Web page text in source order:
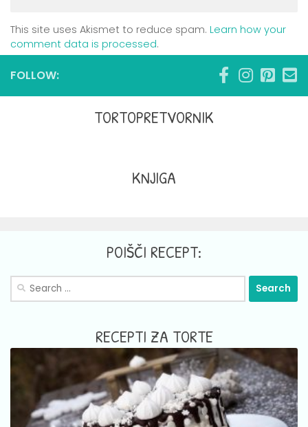
This site uses Akismet to reduce spam. Learn how your
comment data is processed.
FOLLOW:
TORTOPRETVORNIK
KNJIGA
POIŠČI RECEPT:
Search
RECEPTI ZA TORTE